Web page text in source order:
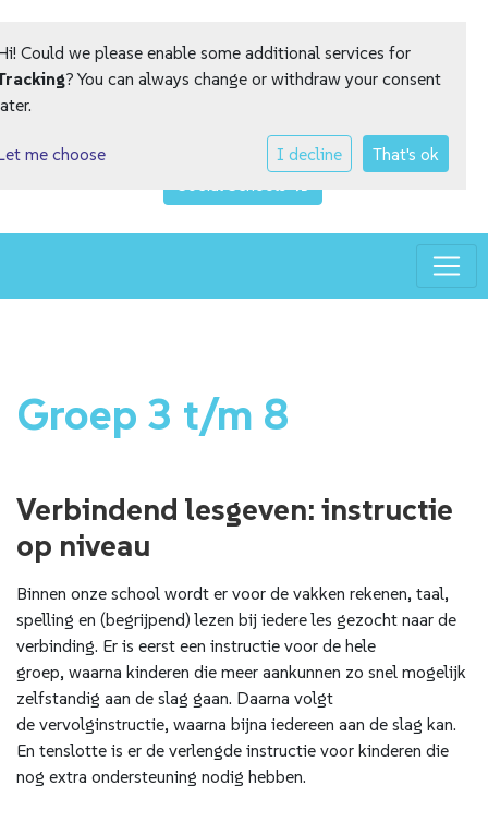
Social Schools
Groep 3 t/m 8
Verbindend lesgeven: instructie
op niveau
Binnen onze school wordt er voor de vakken rekenen, taal,
spelling en (begrijpend) lezen bij iedere les gezocht naar de
verbinding. Er is eerst een instructie voor de hele
groep, waarna kinderen die meer aankunnen zo snel mogelijk
zelfstandig aan de slag gaan. Daarna volgt
de vervolginstructie, waarna bijna iedereen aan de slag kan.
En tenslotte is er de verlengde instructie voor kinderen die
nog extra ondersteuning nodig hebben.
Could we please enable some additional services for
? You can always change or withdraw your consent
me choose I decline That's ok